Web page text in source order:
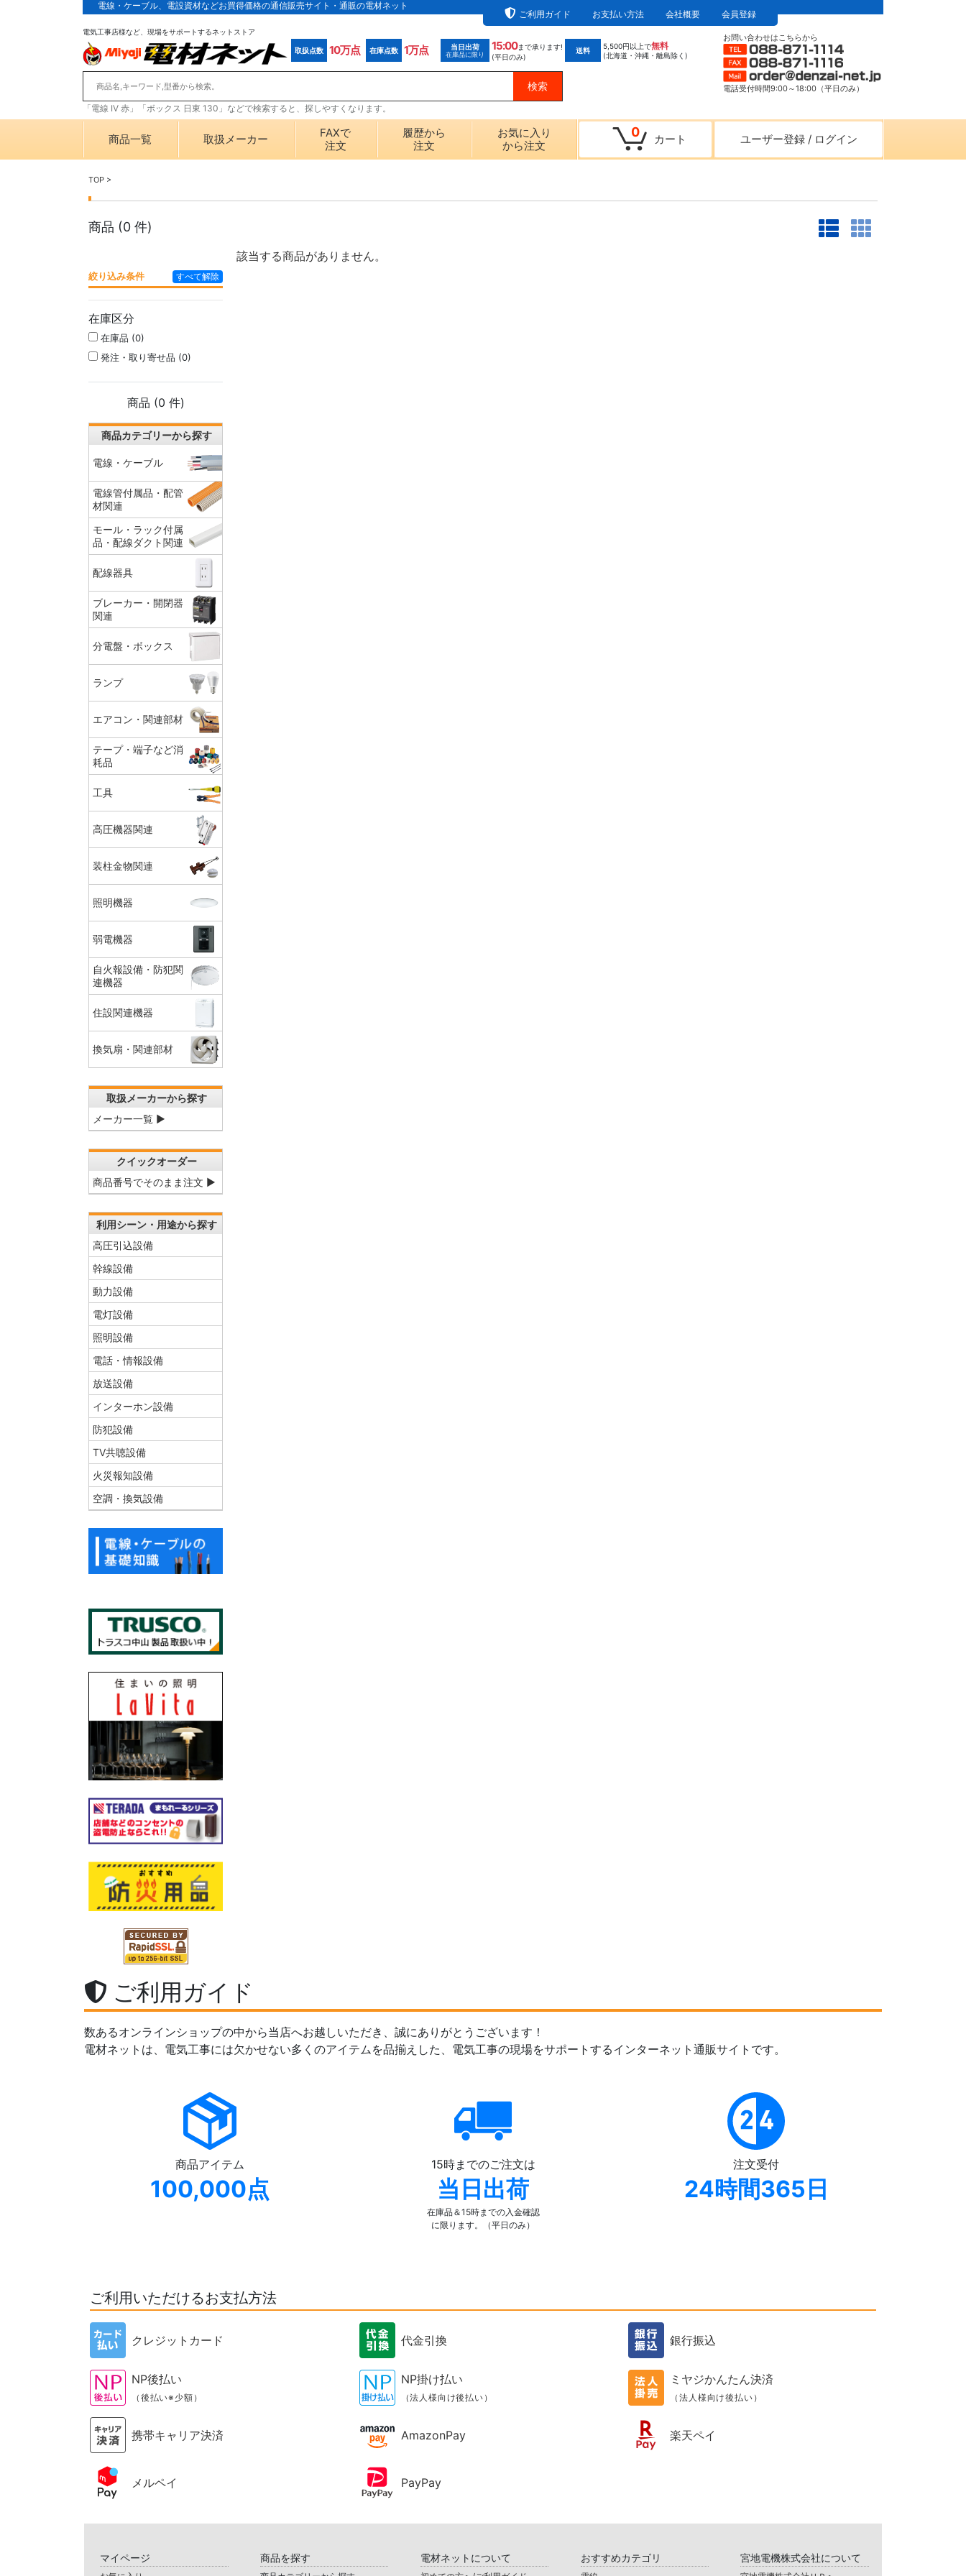
電線・ケーブル、電設資材などお買得価格の通信販売サイト・通販の電材ネット
ご利用ガイド
お支払い方法 会社概要 会員登録
電気工事店様など、現場をサポートするネットストア
取扱点数 10万点 在庫点数 1万点 当日出荷
在庫品に限り
15:00まで承ります!
(平日のみ)
送料 5,500円以上で無料
(北海道・沖縄・離島除く)
「電線 IV 赤」「ボックス 日東 130」などで検索すると、探しやすくなります。
お問い合わせはこちらから
電話受付時間9:00～18:00（平日のみ）
商品一覧 取扱メーカー
FAXで
注文
履歴から
注文
お気に入り
から注文
0 カート ユーザー登録 / ログイン
TOP >
商品 (0 件)
該当する商品がありません。
絞り込み条件 すべて解除
在庫区分
在庫品 (0)
発注・取り寄せ品 (0)
商品 (0 件)
商品カテゴリーから探す
電線・ケーブル
電線管付属品・配管
材関連
モール・ラック付属
品・配線ダクト関連
配線器具
ブレーカー・開閉器
関連
分電盤・ボックス
ランプ
エアコン・関連部材
テープ・端子など消
耗品
工具
高圧機器関連
装柱金物関連
照明機器
弱電機器
自火報設備・防犯関
連機器
住設関連機器
換気扇・関連部材
取扱メーカーから探す
メーカー一覧 ▶
クイックオーダー
商品番号でそのまま注文 ▶
利用シーン・用途から探す
高圧引込設備
幹線設備
動力設備
電灯設備
照明設備
電話・情報設備
放送設備
インターホン設備
防犯設備
TV共聴設備
火災報知設備
空調・換気設備
ご利用ガイド
数あるオンラインショップの中から当店へお越しいただき、誠にありがとうございます！
電材ネットは、電気工事には欠かせない多くのアイテムを品揃えした、電気工事の現場をサポートするインターネット通販サイトです。
商品アイテム
100,000点
15時までのご注文は
当日出荷
在庫品＆15時までの入金確認
に限ります。（平日のみ）
注文受付
24時間365日
ご利用いただけるお支払方法
クレジットカード 代金引換 銀行振込
NP後払い
（後払い※少額）
NP掛け払い
（法人様向け後払い）
ミヤジかんたん決済
（法人様向け後払い）
携帯キャリア決済 AmazonPay 楽天ペイ
メルペイ PayPay
マイページ 商品を探す 電材ネットについて おすすめカテゴリ 宮地電機株式会社について